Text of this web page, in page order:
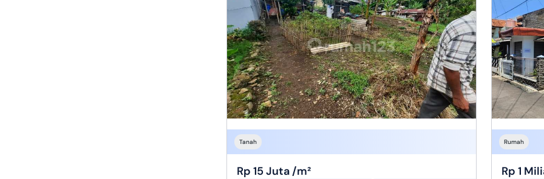
Tanah
Rp 15 Juta /m²
Rumah
Rp 1